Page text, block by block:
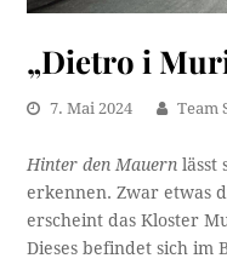
„Dietro i
7. Mai 2024 Team
Hinter den Mauern lässt
erkennen. Zwar etwas
erscheint das Kloster
Dieses befindet sich im